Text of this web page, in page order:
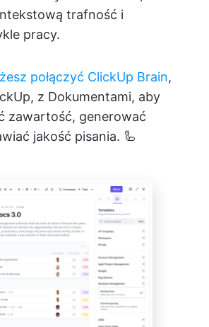
trafność i
pracy.
połączyć ClickUp Brain,
z Dokumentami, aby
zawartość, generować
jakość pisania. 🦾